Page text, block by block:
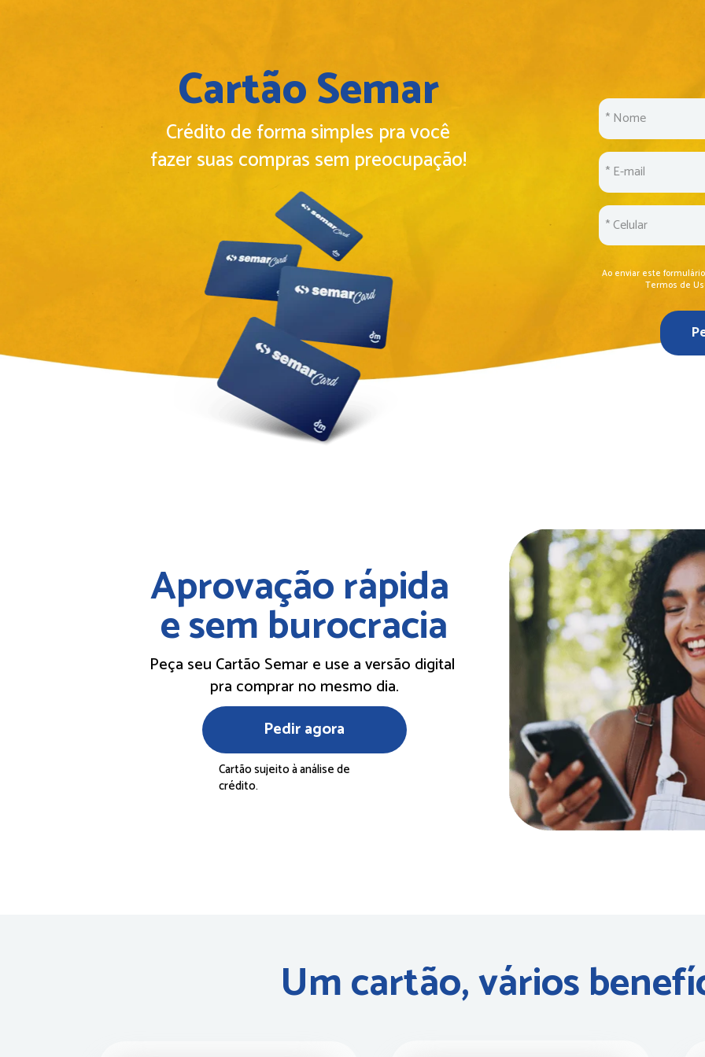
Cartão Semar
Crédito de forma simples pra você
fazer suas compras sem preocupação!
Ao enviar este
Termos de
Aprovação rápida
e sem burocracia
Peça seu Cartão Semar e use a versão digital
pra comprar no mesmo dia.
Pedir agora
Cartão sujeito à análise de
crédito.
Um cartão, vários